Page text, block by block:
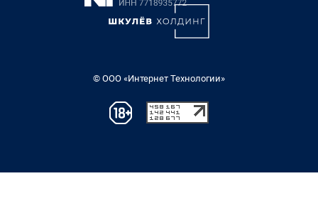
© ООО «Интернет Технологии»